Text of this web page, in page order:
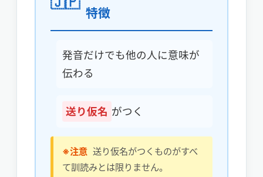
特徴
発音だけでも他の人に意味が
伝わる
送り仮名 がつく
※注意 送り仮名がつくものがすべ
て訓読みとは限りません。